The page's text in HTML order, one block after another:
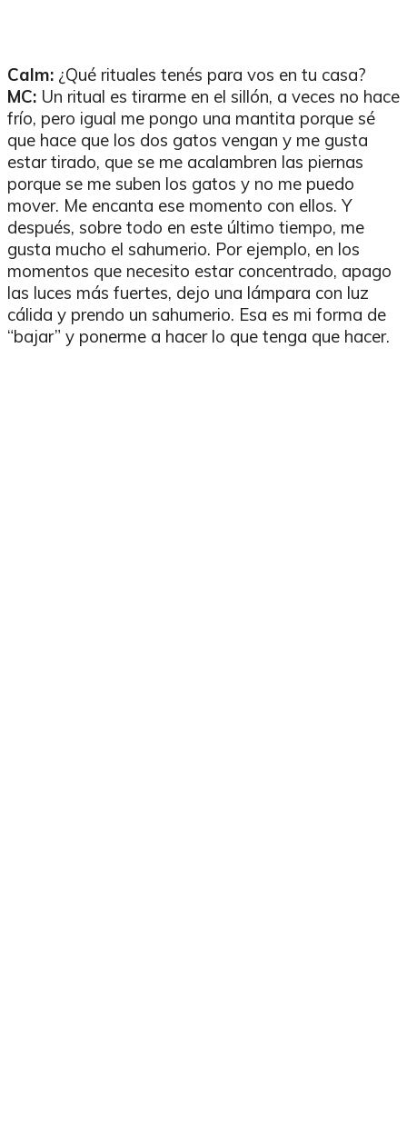
Calm: ¿Qué rituales tenés para vos en tu casa?
MC: Un ritual es tirarme en el sillón, a veces no hace
frío, pero igual me pongo una mantita porque sé
que hace que los dos gatos vengan y me gusta
estar tirado, que se me acalambren las piernas
porque se me suben los gatos y no me puedo
mover. Me encanta ese momento con ellos. Y
después, sobre todo en este último tiempo, me
gusta mucho el sahumerio. Por ejemplo, en los
momentos que necesito estar concentrado, apago
las luces más fuertes, dejo una lámpara con luz
cálida y prendo un sahumerio. Esa es mi forma de
“bajar” y ponerme a hacer lo que tenga que hacer.